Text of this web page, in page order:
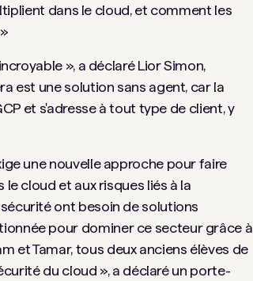
dans le cloud, et comment les
», a déclaré Lior Simon,
est une solution sans agent, car la
et s'adresse à tout type de client, y
une nouvelle approche pour faire
cloud et aux risques liés à la
ont besoin de solutions
pour dominer ce secteur grâce à
et Tamar, tous deux anciens élèves de
du cloud », a déclaré un porte-